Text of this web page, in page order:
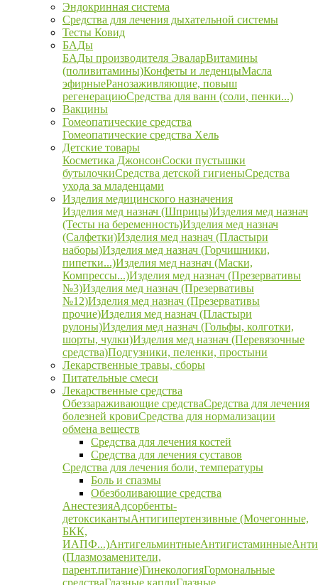
Эндокринная система
Средства для лечения дыхательной системы
Тесты Ковид
БАДы
БАДы производителя ЭваларВитамины
(поливитамины)Конфеты и леденцыМасла
эфирныеРанозаживляющие, повыш
регенерациюСредства для ванн (соли, пенки...)
Вакцины
Гомеопатические средства
Гомеопатические средства Хель
Детские товары
Косметика ДжонсонСоски пустышки
бутылочкиСредства детской гигиеныСредства
ухода за младенцами
Изделия медицинского назначения
Изделия мед назнач (Шприцы)Изделия мед назнач
(Тесты на беременность)Изделия мед назнач
(Салфетки)Изделия мед назнач (Пластыри
наборы)Изделия мед назнач (Горчишники,
пипетки...)Изделия мед назнач (Маски,
Компрессы...)Изделия мед назнач (Презервативы
№3)Изделия мед назнач (Презервативы
№12)Изделия мед назнач (Презервативы
прочие)Изделия мед назнач (Пластыри
рулоны)Изделия мед назнач (Гольфы, колготки,
шорты, чулки)Изделия мед назнач (Перевязочные
средства)Подгузники, пеленки, простыни
Лекарственные травы, сборы
Питательные смеси
Лекарственные средства
Обеззараживающие средстваСредства для лечения
болезней кровиСредства для нормализации
обмена веществ
Средства для лечения костей
Средства для лечения суставов
Средства для лечения боли, температуры
Боль и спазмы
Обезболивающие средства
АнестезияАдсорбенты-
детоксикантыАнтигипертензивные (Мочегонные,
БКК,
ИАПФ...)АнтигельминтныеАнтигистаминные
(Плазмозаменители,
парент.питание)ГинекологияГормональные